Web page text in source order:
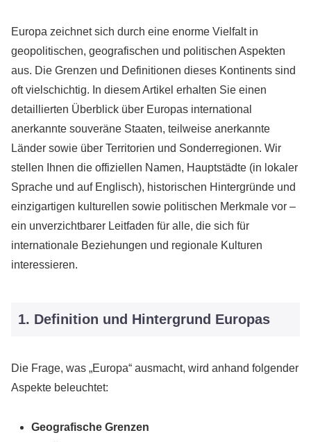
Europa zeichnet sich durch eine enorme Vielfalt in
geopolitischen, geografischen und politischen Aspekten
aus. Die Grenzen und Definitionen dieses Kontinents sind
oft vielschichtig. In diesem Artikel erhalten Sie einen
detaillierten Überblick über Europas international
anerkannte souveräne Staaten, teilweise anerkannte
Länder sowie über Territorien und Sonderregionen. Wir
stellen Ihnen die offiziellen Namen, Hauptstädte (in lokaler
Sprache und auf Englisch), historischen Hintergründe und
einzigartigen kulturellen sowie politischen Merkmale vor –
ein unverzichtbarer Leitfaden für alle, die sich für
internationale Beziehungen und regionale Kulturen
interessieren.
1. Definition und Hintergrund Europas
Die Frage, was „Europa“ ausmacht, wird anhand folgender
Aspekte beleuchtet:
Geografische Grenzen